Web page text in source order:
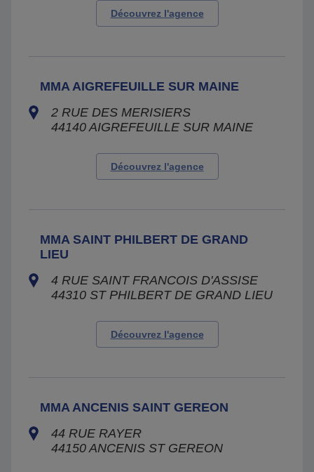
Découvrez l'agence
MMA AIGREFEUILLE SUR MAINE
2 RUE DES MERISIERS
44140 AIGREFEUILLE SUR MAINE
Découvrez l'agence
MMA SAINT PHILBERT DE GRAND
LIEU
4 RUE SAINT FRANCOIS D'ASSISE
44310 ST PHILBERT DE GRAND LIEU
Découvrez l'agence
MMA ANCENIS SAINT GEREON
44 RUE RAYER
44150 ANCENIS ST GEREON